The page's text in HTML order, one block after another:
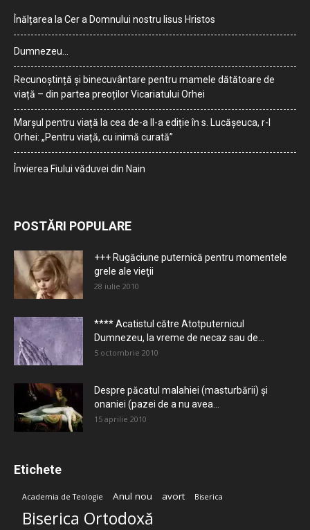
Înălțarea la Cer a Domnului nostru Iisus Hristos
Dumnezeu…
Recunoștință și binecuvântare pentru mamele dătătoare de
viață – din partea preoților Vicariatului Orhei
Marșul pentru viață la cea de-a II-a ediție în s. Lucășeuca, r-l
Orhei: „Pentru viață, cu inimă curată”
Învierea Fiului văduvei din Nain
POSTĂRI POPULARE
+++ Rugăciune puternică pentru momentele
grele ale vieţii
28 iulie 2010
**** Acatistul către Atotputernicul
Dumnezeu, la vreme de necaz sau de...
5 octombrie 2010
Despre păcatul malahiei (masturbării) şi
onaniei (pazei de a nu avea...
15 aprilie 2010
Etichete
Academia de Teologie Anul nou avort Biserica
Biserica Ortodoxă